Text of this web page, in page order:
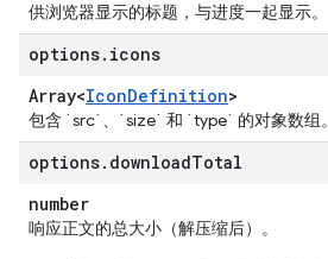
供浏览器显示的标题，与进度一起显示。
options. icons
Array<IconDefinition>
包含 `src`、`size` 和 `type` 的对象数组。
options. downloadTotal
number
响应正文的总大小（解压缩后）。